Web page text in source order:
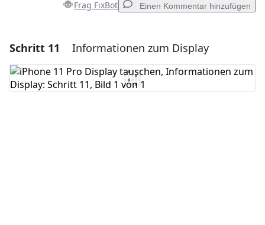
Frag FixBot Einen Kommentar hinzufügen
Einen Kommentar hinzufügen
Kommentar hinzufügen
Schritt 11 Informationen zum Display